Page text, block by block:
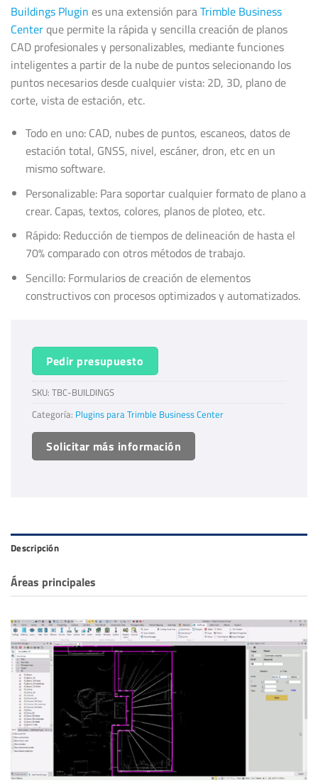
Buildings Plugin es una extensión para Trimble Business
Centerque permite la rápida y sencilla creación de planos
CAD profesionales y personalizables, mediante funciones
inteligentes a partir de la nube de puntos selecionando los
puntos necesarios desde cualquier vista: 2D, 3D, plano de
corte, vista de estación, etc.
Todo en uno: CAD, nubes de puntos, escaneos, datos de
estación total, GNSS, nivel, escáner, dron, etc en un
mismo software.
Personalizable: Para soportar cualquier formato de plano a
crear. Capas, textos, colores, planos de ploteo, etc.
Rápido: Reducción de tiempos de delineación de hasta el
70% comparado con otros métodos de trabajo.
Sencillo: Formularios de creación de elementos
constructivos con procesos optimizados y automatizados.
Pedir presupuesto
SKU: TBC-BUILDINGS
Categoría: Plugins para Trimble Business Center
Solicitar más información
Descripción
Áreas principales